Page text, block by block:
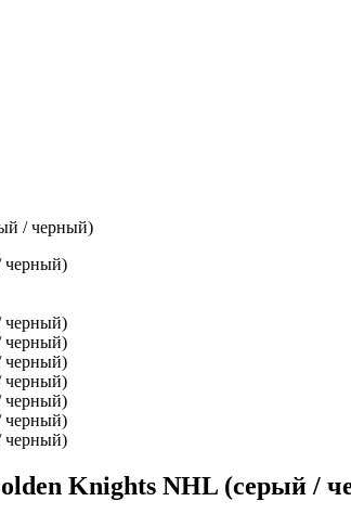
/ черный)
Knights NHL (серый /